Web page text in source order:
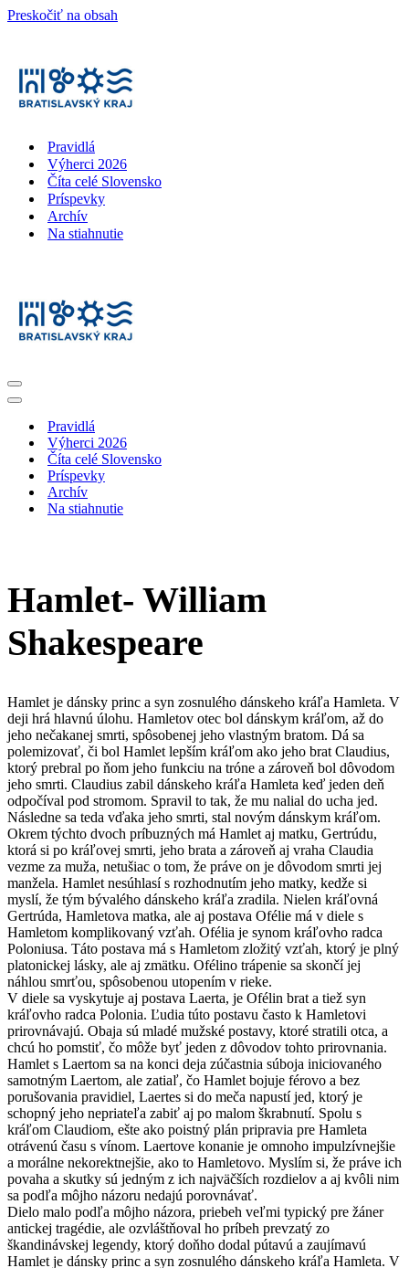
Preskočiť na obsah
Pravidlá
Výherci 2026
Číta celé Slovensko
Príspevky
Archív
Na stiahnutie
Menu
navigácie
Menu
navigáciePravidlá
Výherci 2026
Číta celé Slovensko
Príspevky
Archív
Na stiahnutie
Hamlet- William
Shakespeare
Hamlet je dánsky princ a syn zosnulého dánskeho kráľa Hamleta. V
deji hrá hlavnú úlohu. Hamletov otec bol dánskym kráľom, až do
jeho nečakanej smrti, spôsobenej jeho vlastným bratom. Dá sa
polemizovať, či bol Hamlet lepším kráľom ako jeho brat Claudius,
ktorý prebral po ňom jeho funkciu na tróne a zároveň bol dôvodom
jeho smrti. Claudius zabil dánskeho kráľa Hamleta keď jeden deň
odpočíval pod stromom. Spravil to tak, že mu nalial do ucha jed.
Následne sa teda vďaka jeho smrti, stal novým dánskym kráľom.
Okrem týchto dvoch príbuzných má Hamlet aj matku, Gertrúdu,
ktorá si po kráľovej smrti, jeho brata a zároveň aj vraha Claudia
vezme za muža, netušiac o tom, že práve on je dôvodom smrti jej
manžela. Hamlet nesúhlasí s rozhodnutím jeho matky, kedže si
myslí, že tým bývalého dánskeho kráľa zradila. Nielen kráľovná
Gertrúda, Hamletova matka, ale aj postava Ofélie má v diele s
Hamletom komplikovaný vzťah. Ofélia je synom kráľovho radca
Poloniusa. Táto postava má s Hamletom zložitý vzťah, ktorý je plný
platonickej lásky, ale aj zmätku. Ofélino trápenie sa skončí jej
náhlou smrťou, spôsobenou utopením v rieke.
V diele sa vyskytuje aj postava Laerta, je Ofélin brat a tiež syn
kráľovho radca Polonia. Ľudia túto postavu často k Hamletovi
prirovnávajú. Obaja sú mladé mužské postavy, ktoré stratili otca, a
chcú ho pomstiť, čo môže byť jeden z dôvodov tohto prirovnania.
Hamlet s Laertom sa na konci deja zúčastnia súboja iniciovaného
samotným Laertom, ale zatiaľ, čo Hamlet bojuje férovo a bez
porušovania pravidiel, Laertes si do meča napustí jed, ktorý je
schopný jeho nepriateľa zabiť aj po malom škrabnutí. Spolu s
kráľom Claudiom, ešte ako poistný plán pripravia pre Hamleta
otrávenú času s vínom. Laertove konanie je omnoho impulzívnejšie
a morálne nekorektnejšie, ako to Hamletovo. Myslím si, že práve ich
povaha a skutky sú jedným z ich najväčších rozdielov a aj kvôli nim
sa podľa môjho názoru nedajú porovnávať.
Dielo malo podľa môjho názora, priebeh veľmi typický pre žáner
antickej tragédie, ale ozvláštňoval ho príbeh prevzatý zo
škandinávskej legendy, ktorý doňho dodal pútavú a zaujímavú
Hamlet je dánsky princ a syn zosnulého dánskeho kráľa Hamleta. V